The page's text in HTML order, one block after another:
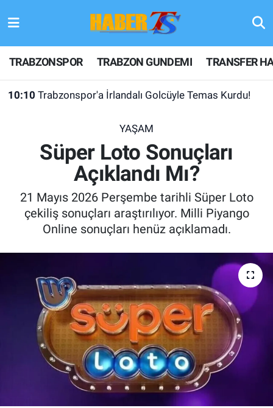
TRABZONSPOR TRABZON GUNDEMI TRANSFER
10:10 Trabzonspor'a İrlandalı Golcüyle Temas Kurdu!
YAŞAM
Süper Loto Sonuçları
Açıklandı Mı?
21 Mayıs 2026 Perşembe tarihli Süper Loto
çekiliş sonuçları araştırılıyor. Milli Piyango
Online sonuçları henüz açıklamadı.
TRABZONSPOR
TRABZON GUNDEMI
KULİS MEYDANI
1461 TRABZON
FUTBOL
TV VE SİNEMA
BASKETBOL
SAĞLIK
Hava Durumu
Trafik Durumu
Son Dakika Haberleri
Haber Arşivi